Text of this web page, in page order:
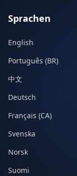
Sprachen
English
Português (BR)
中文
Deutsch
Français (CA)
Svenska
Norsk
Suomi